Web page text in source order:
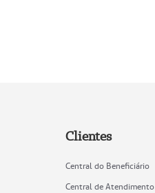
Clientes
Central do Beneficiário
Central de Atendimento